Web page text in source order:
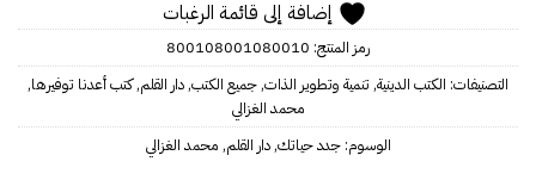
إضافة إلى قائمة الرغبات
رمز المنتج: 800108001080010
التصنيفات: الكتب الدينية, تنمية وتطوير الذات,جميع الكتب,دار القلم,كتب أعدنا توفيرها,
محمد الغزالي
الوسوم:جدد حياتك,دار القلم, محمد الغزالي